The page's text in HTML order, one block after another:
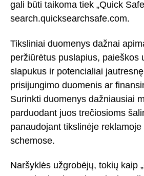
gali būti taikoma tiek „Quick
search.quicksearchsafe.com.
Tiksliniai duomenys dažnai
peržiūrėtus puslapius, paieškos
slapukus ir potencialiai
prisijungimo duomenis ar
Surinkti duomenys dažniausiai
parduodant juos trečiosioms
panaudojant tikslinėje
schemose.
Naršyklės užgrobėjų, tokių kaip